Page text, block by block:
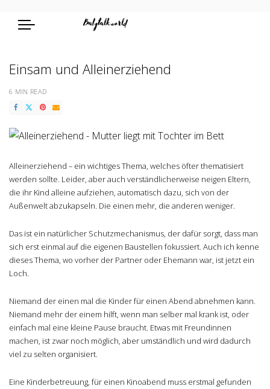
Einsam und Alleinerziehend
6 MIN READ
Alleinerziehend – ein wichtiges Thema, welches öfter thematisiert
werden sollte. Leider, aber auch verständlicherweise neigen Eltern,
die ihr Kind alleine aufziehen, automatisch dazu, sich von der
Außenwelt abzukapseln. Die einen mehr, die anderen weniger.
Das ist ein natürlicher Schutzmechanismus, der dafür sorgt, dass man
sich erst einmal auf die eigenen Baustellen fokussiert. Auch ich kenne
dieses Thema, wo vorher der Partner oder Ehemann war, ist jetzt ein
Loch.
Niemand der einen mal die Kinder für einen Abend abnehmen kann.
Niemand mehr der einem hilft, wenn man selber mal krank ist, oder
einfach mal eine kleine Pause braucht. Etwas mit Freundinnen
machen, ist zwar noch möglich, aber umständlich und wird dadurch
viel zu selten organisiert.
Eine Kinderbetreuung, für einen Kinoabend muss erstmal gefunden